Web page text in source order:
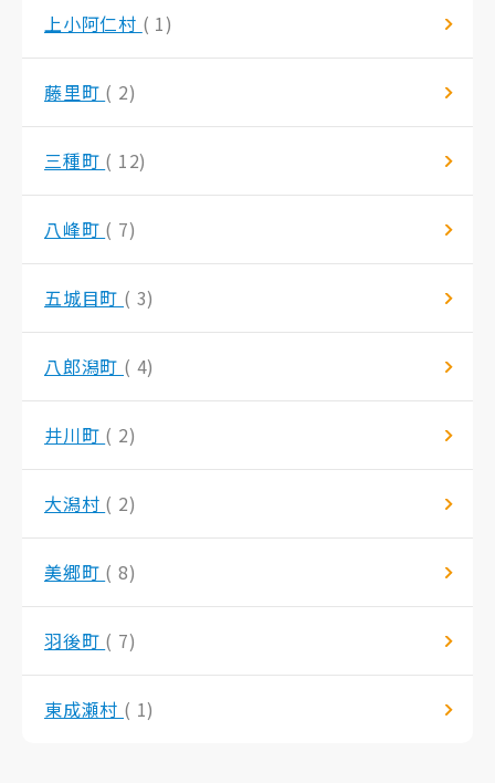
上小阿仁村 ( 1)
藤里町 ( 2)
三種町 ( 12)
八峰町 ( 7)
五城目町 ( 3)
八郎潟町 ( 4)
井川町 ( 2)
大潟村 ( 2)
美郷町 ( 8)
羽後町 ( 7)
東成瀬村 ( 1)